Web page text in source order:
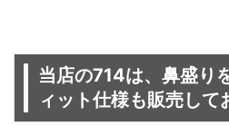
当店の714は、鼻盛り
ィット仕様も販売して